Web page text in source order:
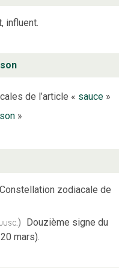
influent.
de l’article « sauce »
»
Constellation zodiacale de
Douzième signe du
mars).